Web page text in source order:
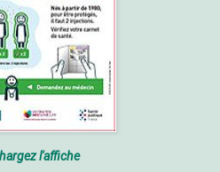
l'affiche